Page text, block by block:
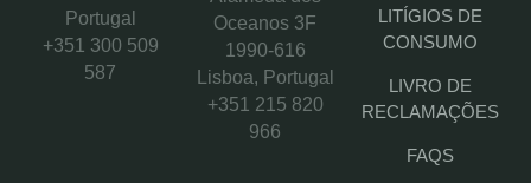
Portugal
+351 300 509
587
Oceanos 3F
1990-616
Lisboa, Portugal
+351 215 820
966
LITÍGIOS DE
CONSUMO
LIVRO DE
RECLAMAÇÕES
FAQS